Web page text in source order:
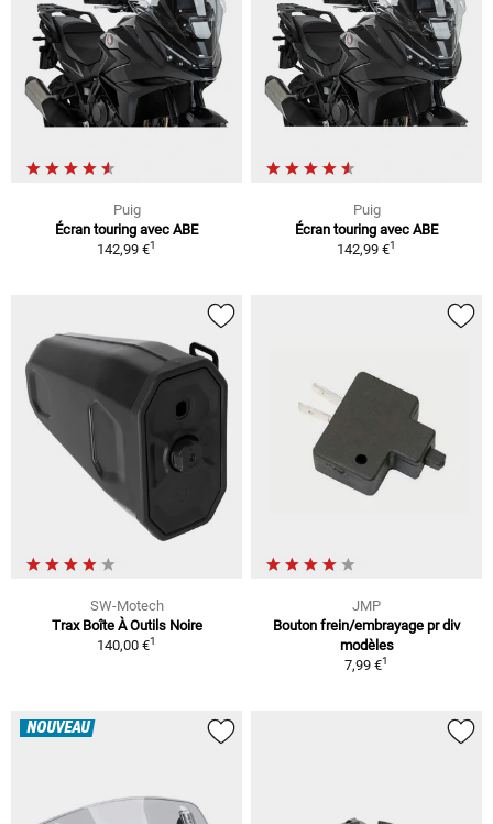
Puig
Écran touring avec ABE
142,99 €1
Puig
Écran touring avec ABE
142,99 €1
SW-Motech
Trax Boîte À Outils Noire
140,00 €1
JMP
Bouton frein/embrayage pr div
modèles
7,99 €1
NOUVEAU